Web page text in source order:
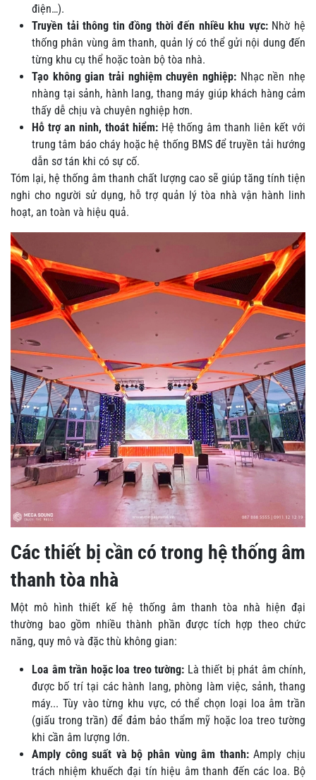
điện…).
Truyền tải thông tin đồng thời đến nhiều khu vực: Nhờ hệ
thống phân vùng âm thanh, quản lý có thể gửi nội dung đến
từng khu cụ thể hoặc toàn bộ tòa nhà.
Tạo không gian trải nghiệm chuyên nghiệp: Nhạc nền nhẹ
nhàng tại sảnh, hành lang, thang máy giúp khách hàng cảm
thấy dễ chịu và chuyên nghiệp hơn.
Hỗ trợ an ninh, thoát hiểm: Hệ thống âm thanh liên kết với
trung tâm báo cháy hoặc hệ thống BMS để truyền tải hướng
dẫn sơ tán khi có sự cố.
Tóm lại, hệ thống âm thanh chất lượng cao sẽ giúp tăng tính tiện
nghi cho người sử dụng, hỗ trợ quản lý tòa nhà vận hành linh
hoạt, an toàn và hiệu quả.
Các thiết bị cần có trong hệ thống âm
thanh tòa nhà
Một mô hình thiết kế hệ thống âm thanh tòa nhà hiện đại
thường bao gồm nhiều thành phần được tích hợp theo chức
năng, quy mô và đặc thù không gian:
Loa âm trần hoặc loa treo tường: Là thiết bị phát âm chính,
được bố trí tại các hành lang, phòng làm việc, sảnh, thang
máy... Tùy vào từng khu vực, có thể chọn loại loa âm trần
(giấu trong trần) để đảm bảo thẩm mỹ hoặc loa treo tường
khi cần âm lượng lớn.
Amply công suất và bộ phân vùng âm thanh:Amply chịu
trách nhiệm khuếch đại tín hiệu âm thanh đến các loa. Bộ